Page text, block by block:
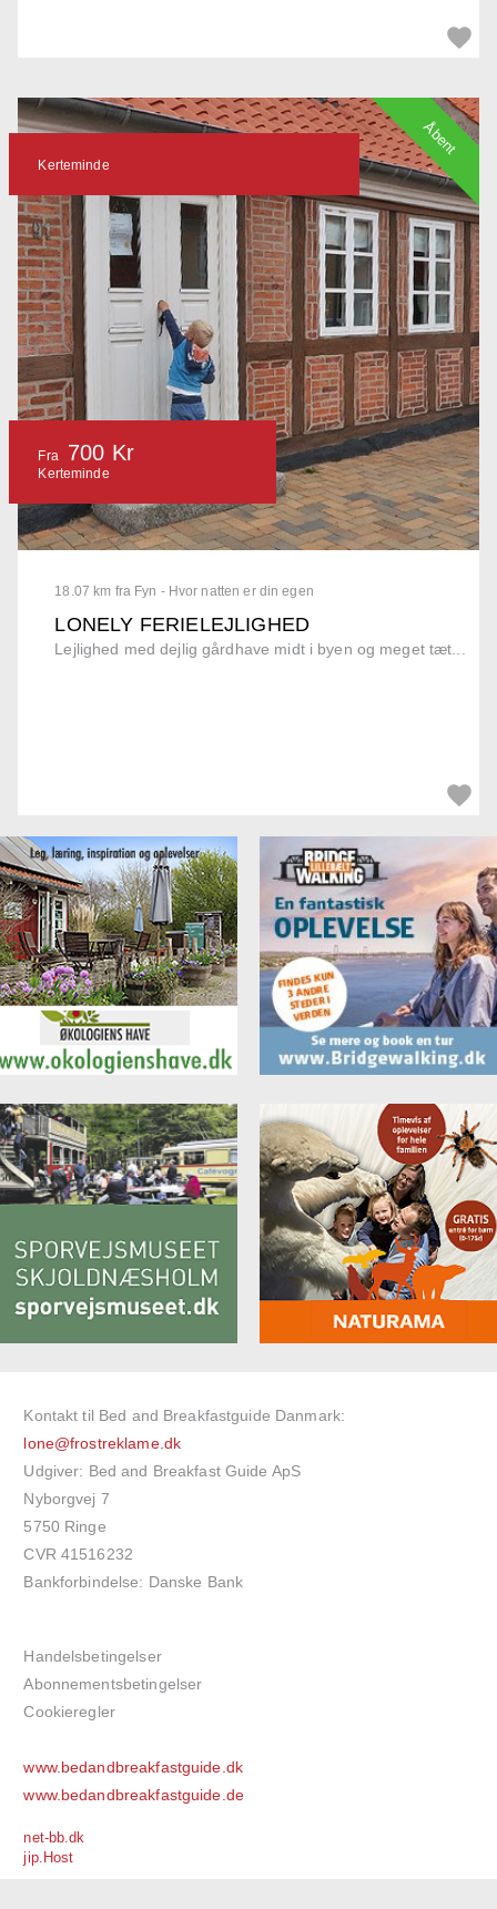
18.07 km fra Fyn - Hvor natten er din egen
LONELY FERIELEJLIGHED
Lejlighed med dejlig gårdhave midt i byen og meget tæt...
Kerteminde
Fra 700 Kr
Kerteminde
Åbent
Kontakt til Bed and Breakfastguide Danmark:
lone@frostreklame.dk
Udgiver: Bed and Breakfast Guide ApS
Nyborgvej 7
5750 Ringe
CVR 41516232
Bankforbindelse: Danske Bank
Handelsbetingelser
Abonnementsbetingelser
Cookieregler
www.bedandbreakfastguide.dk
www.bedandbreakfastguide.de
net-bb.dk
jip.Host